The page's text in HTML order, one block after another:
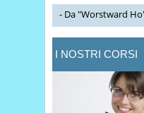
- Da "Worstward
I NOSTRI CORSI